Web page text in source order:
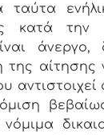
ταύτα
κατά την
άνεργο,
της αίτησης
αντιστοιχεί
νόμιμα